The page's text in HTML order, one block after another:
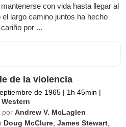
con vida hasta llegar al
largo camino juntos ha hecho
por ...
de la violencia
de 1965 | 1h 45min |
,Western
por Andrew V. McLaglen
Doug McClure ,James Stewart